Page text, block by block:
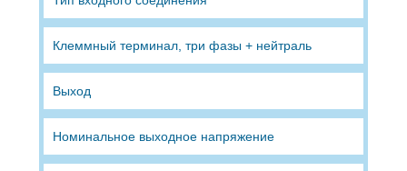
Клеммный терминал, три фазы + нейтраль
Выход
Номинальное выходное напряжение